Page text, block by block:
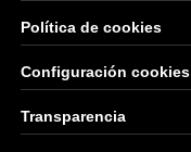
Política de cookies
Configuración cookies
Transparencia